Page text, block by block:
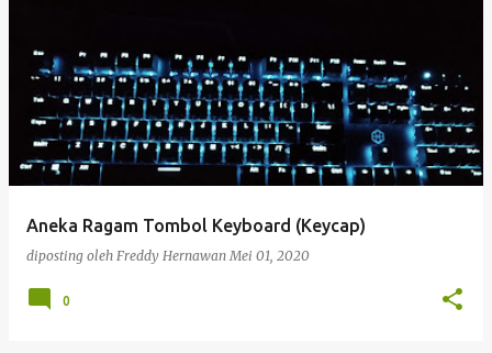
Aneka Ragam Tombol Keyboard (Keycap)
diposting oleh Freddy Hernawan Mei 01, 2020
0